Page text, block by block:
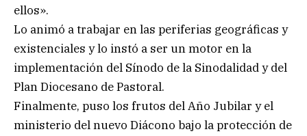
ellos».
Lo animó a trabajar en las periferias geográficas y
existenciales y lo instó a ser un motor en la
implementación del Sínodo de la Sinodalidad y del
Plan Diocesano de Pastoral.
Finalmente, puso los frutos del Año Jubilar y el
ministerio del nuevo Diácono bajo la protección de